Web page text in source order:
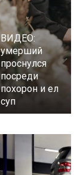
ВИДЕО:
умерший
проснулся
посреди
похорон и ел
суп